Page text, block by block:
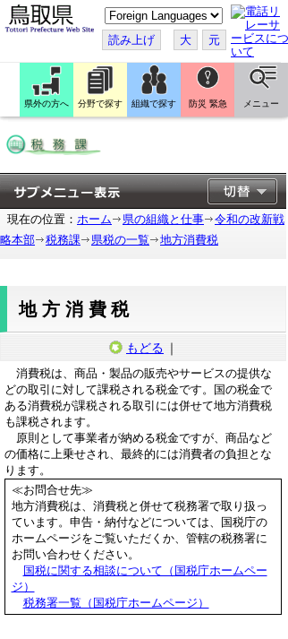
こ
の
ペ
ー
ジ
を
翻
訳
す
読み上げ 大 元
県外の方へ 分野で探す 組織で探す 防災 緊急 メニュー
現在の位置： ホーム 県の組織と仕事
令和の改新戦
略本部
税務課 県税の一覧 地方消費税
地方消費税
もどる ｜
消費税は、商品・製品の販売やサービスの提供な
どの取引に対して課税される税金です。国の税金で
ある消費税が課税される取引には併せて地方消費税
も課税されます。
原則として事業者が納める税金ですが、商品など
の価格に上乗せされ、最終的には消費者の負担とな
ります。
≪お問合せ先≫
地方消費税は、消費税と併せて税務署で取り扱っ
ています。申告・納付などについては、国税庁の
ホームページをご覧いただくか、管轄の税務署に
お問い合わせください。
国税に関する相談について（国税庁ホームペー
ジ）
税務署一覧（国税庁ホームページ）